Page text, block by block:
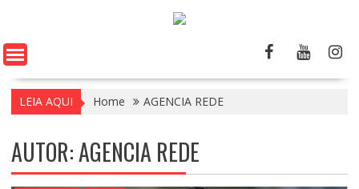
LEIA AQUI Home AGENCIA REDE
AUTOR:AGENCIA REDE